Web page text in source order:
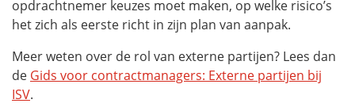
opdrachtnemer keuzes moet maken, op welke risico’s
het zich als eerste richt in zijn plan van aanpak.
Meer weten over de rol van externe partijen? Lees dan
de Gids voor contractmanagers: Externe partijen bij
ISV.